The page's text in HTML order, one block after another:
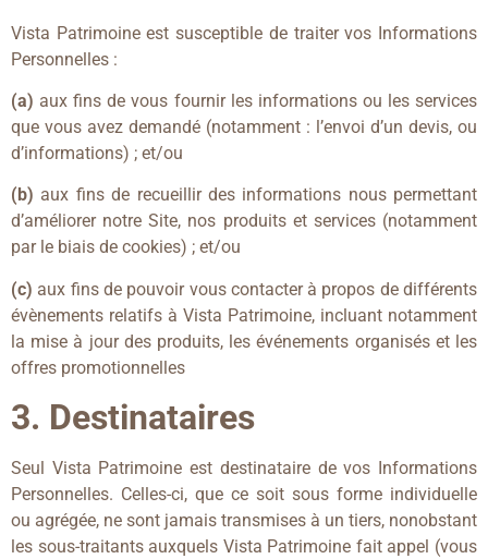
Vista Patrimoine est susceptible de traiter vos Informations
Personnelles :
(a) aux fins de vous fournir les informations ou les services
que vous avez demandé (notamment : l’envoi d’un devis, ou
d’informations) ; et/ou
(b) aux fins de recueillir des informations nous permettant
d’améliorer notre Site, nos produits et services (notamment
par le biais de cookies) ; et/ou
(c) aux fins de pouvoir vous contacter à propos de différents
évènements relatifs à Vista Patrimoine, incluant notamment
la mise à jour des produits, les événements organisés et les
offres promotionnelles
3. Destinataires
Seul Vista Patrimoine est destinataire de vos Informations
Personnelles. Celles-ci, que ce soit sous forme individuelle
ou agrégée, ne sont jamais transmises à un tiers, nonobstant
les sous-traitants auxquels Vista Patrimoine fait appel (vous